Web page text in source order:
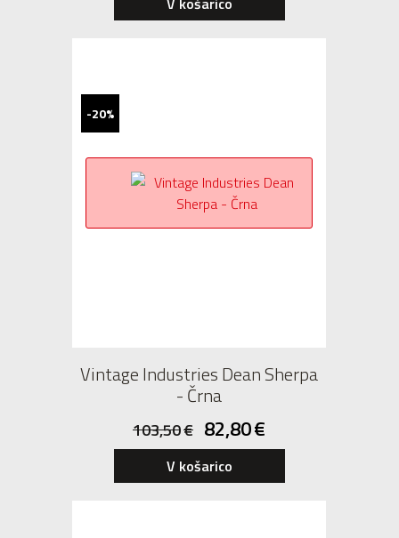
Vintage Industries Dean Sherpa
- Črna
103,50€ 82,80€
-20%
V košarico